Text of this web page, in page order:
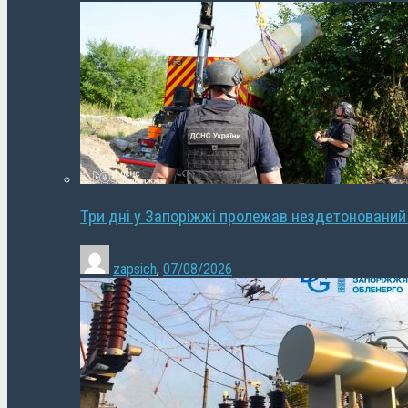
Три дні у Запоріжжі пролежав
zapsich, 07/08/2026